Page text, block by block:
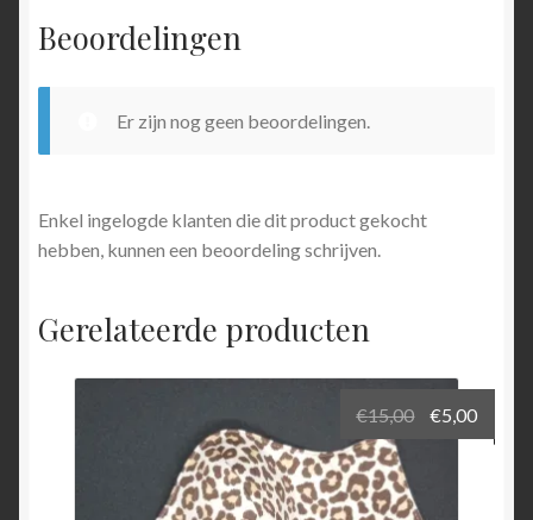
Beoordelingen
Er zijn nog geen beoordelingen.
Enkel ingelogde klanten die dit product gekocht
hebben, kunnen een beoordeling schrijven.
Gerelateerde producten
€15,00
€15,00.
€5,00
prijs